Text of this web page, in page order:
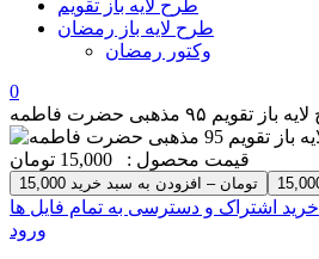
طرح لایه باز تقویم
طرح لایه باز رمضان
وکتور رمضان
0
قیمت محصول : 15,000 تومان
15,000 تومان – افزودن به سبد خرید
خرید اشتراک و دسترسی به تمام فایل ها
ورود